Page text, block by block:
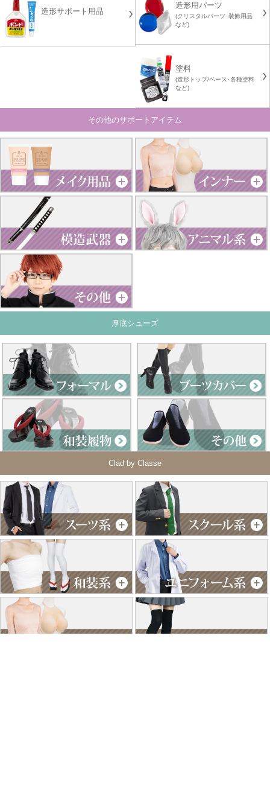
造形サポート用品
造形用パーツ
(クリスタルパーツ･装飾用品
など)
塗料
(造形トップ/ベース･各種塗料
など)
その他のサポートアイテム
厚底シューズ
Clad by Classe